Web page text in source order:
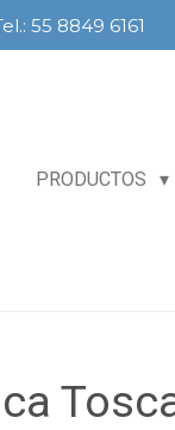
55 8849 6161
PRODUCTOS